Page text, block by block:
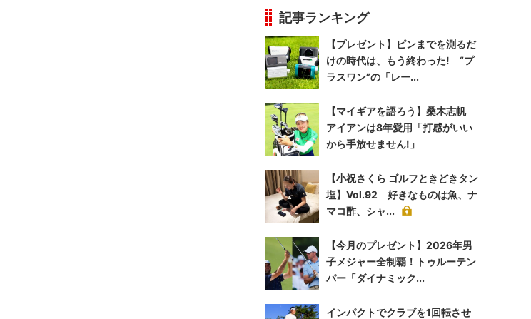
記事ランキング
【プレゼント】ピンまでを測るだ
けの時代は、もう終わった! “プ
ラスワン”の「レー...
【マイギアを語ろう】桑木志帆
アイアンは8年愛用「打感がいい
から手放せません!」
【小祝さくら ゴルフときどきタン
塩】Vol.92 好きなものは魚、ナ
マコ酢、シャ...
【今月のプレゼント】2026年男
子メジャー全制覇！トゥルーテン
パー「ダイナミック...
インパクトでクラブを1回転させ